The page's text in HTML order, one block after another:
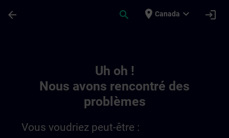
arrow_back search place Canada expand_more login
Uh oh !
Nous avons rencontré des
problèmes
Vous voudriez peut-être :